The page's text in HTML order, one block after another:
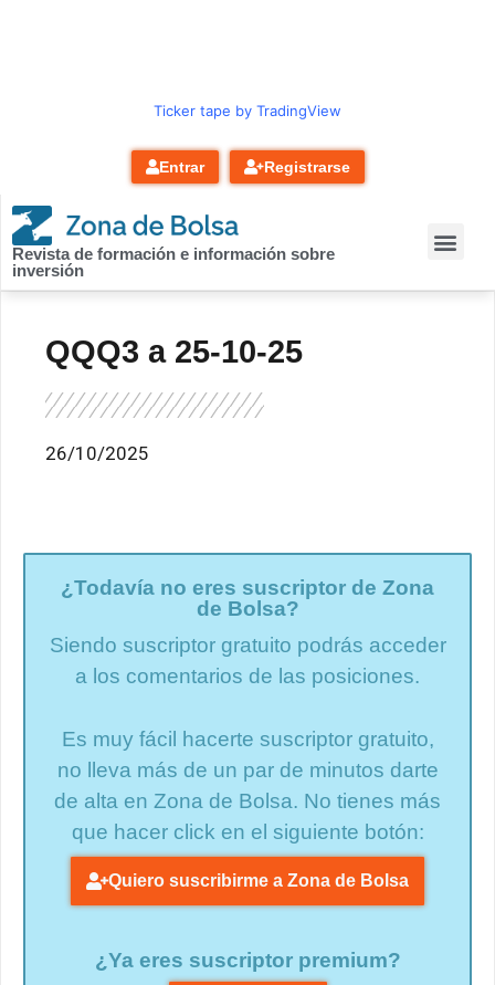
Ticker tape by TradingView
Entrar Registrarse
Revista de formación e información sobre
inversión
QQQ3 a 25-10-25
26/10/2025
¿Todavía no eres suscriptor de Zona
de Bolsa?
Siendo suscriptor gratuito podrás acceder
a los comentarios de las posiciones.
Es muy fácil hacerte suscriptor gratuito,
no lleva más de un par de minutos darte
de alta en Zona de Bolsa. No tienes más
que hacer click en el siguiente botón:
Quiero suscribirme a Zona de Bolsa
¿Ya eres suscriptor premium?